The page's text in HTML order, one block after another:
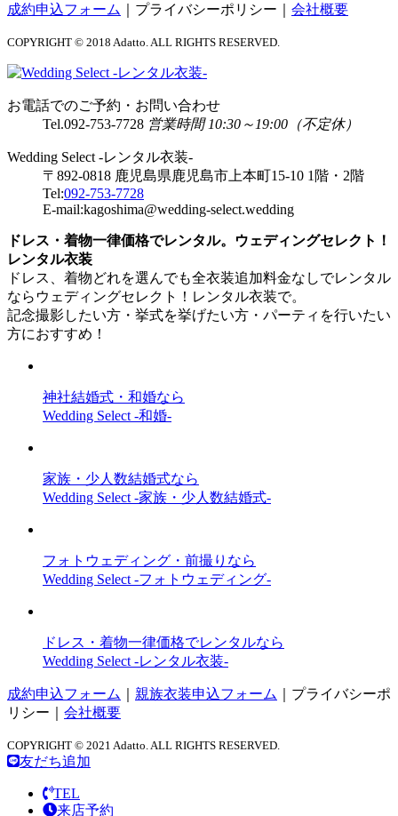
成約申込フォーム プライバシーポリシー 会社概要
COPYRIGHT © 2018 Adatto. ALL RIGHTS RESERVED.
お電話でのご予約・お問い合わせ
Tel.092-753-7728 営業時間 10:30～19:00（不定休）
Wedding Select -レンタル衣装-
〒892-0818 鹿児島県鹿児島市上本町15-10 1階・2階
Tel:092-753-7728
E-mail:kagoshima@wedding-select.wedding
ドレス・着物一律価格でレンタル。ウェディングセレクト！
レンタル衣装
ドレス、着物どれを選んでも全衣装追加料金なしでレンタル
ならウェディングセレクト！レンタル衣装で。
記念撮影したい方・挙式を挙げたい方・パーティを行いたい
方におすすめ！
神社結婚式・和婚なら
Wedding Select -和婚-
家族・少人数結婚式なら
Wedding Select -家族・少人数結婚式-
フォトウェディング・前撮りなら
Wedding Select -フォトウェディング-
ドレス・着物一律価格でレンタルなら
Wedding Select -レンタル衣装-
成約申込フォーム 親族衣装申込フォーム
プライバシーポ
リシー
会社概要
COPYRIGHT © 2021 Adatto. ALL RIGHTS RESERVED.
友だち追加
TEL
来店予約